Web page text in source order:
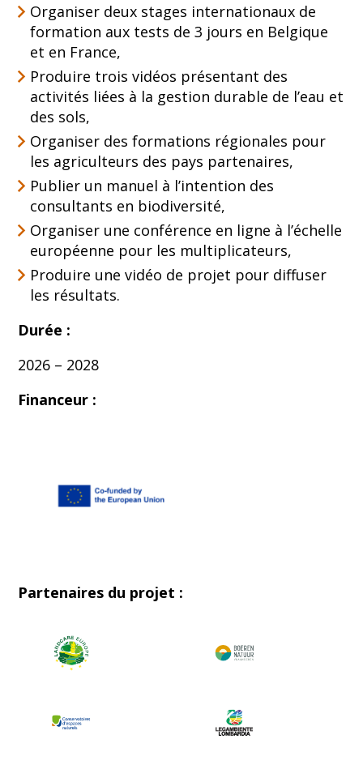
Organiser deux stages internationaux de
formation aux tests de 3 jours en Belgique
et en France,
Produire trois vidéos présentant des
activités liées à la gestion durable de l’eau et
des sols,
Organiser des formations régionales pour
les agriculteurs des pays partenaires,
Publier un manuel à l’intention des
consultants en biodiversité,
Organiser une conférence en ligne à l’échelle
européenne pour les multiplicateurs,
Produire une vidéo de projet pour diffuser
les résultats.
Durée :
2026 – 2028
Financeur :
Partenaires du projet :